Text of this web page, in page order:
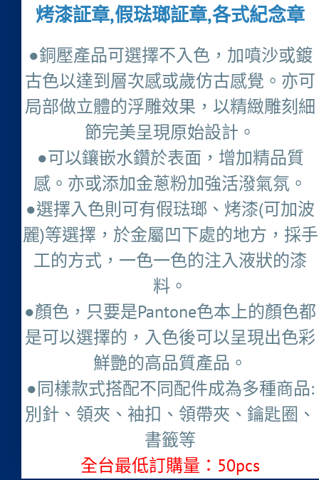
烤漆証章,假琺瑯証章,各式紀念章
●銅壓產品可選擇不入色，加噴沙或鍍
古色以達到層次感或歲仿古感覺。亦可
局部做立體的浮雕效果，以精緻雕刻細
節完美呈現原始設計。
●可以鑲嵌水鑽於表面，增加精品質
感。亦或添加金蔥粉加強活潑氣氛。
●選擇入色則可有假琺瑯、烤漆(可加波
麗)等選擇，於金屬凹下處的地方，採手
工的方式，一色一色的注入液狀的漆
料。
●顏色，只要是Pantone色本上的顏色都
是可以選擇的，入色後可以呈現出色彩
鮮艷的高品質產品。
●同樣款式搭配不同配件成為多種商品:
別針、領夾、袖扣、領帶夾、鑰匙圈、
書籤等
全台最低訂購量：50pcs